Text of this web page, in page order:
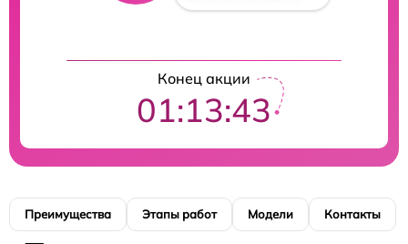
Конец акции
01:13:42
Преимущества Этапы работ Модели Контакты